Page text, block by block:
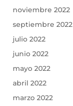
noviembre 2022
septiembre 2022
julio 2022
junio 2022
mayo 2022
abril 2022
marzo 2022